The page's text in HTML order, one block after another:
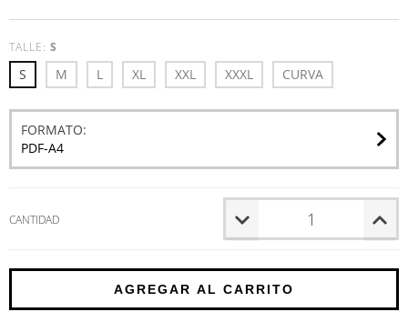
TALLE: S
S M L XL XXL XXXL CURVA
FORMATO:
PDF-A4
CANTIDAD